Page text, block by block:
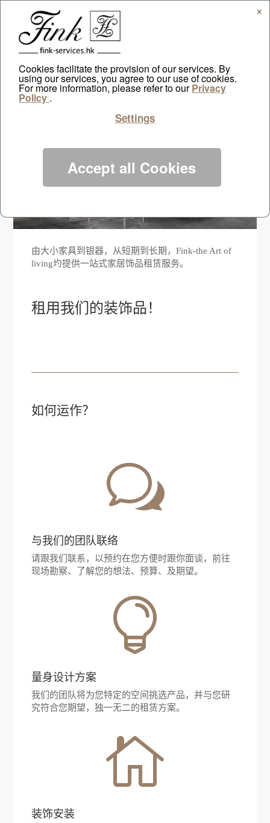
饰品租赁
由大小家具到银器，从短期到长期，Fink-the Art of
living圴提供一站式家居饰品租赁服务。
租用我们的装饰品！
如何运作？
w
与我们的团队联络
请跟我们联系，以预约在您方便时跟你面谈，前往
现场勘察、了解您的想法、预算、及期望。

量身设计方案
我们的团队将为您特定的空间挑选产品，并与您研
究符合您期望，独一无二的租赁方案。

装饰安装
✕
Cookies facilitate the provision of our services. By
using our services, you agree to our use of cookies.
For more information, please refer to ourPrivacy
Policy .
Settings
Accept all Cookies